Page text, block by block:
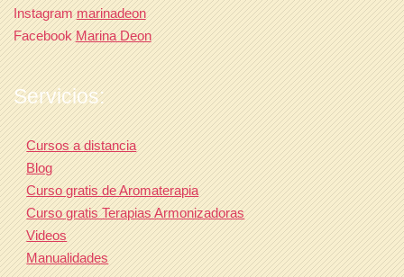
Instagrammarinadeon
FacebookMarina Deon
Servicios:
Cursos a distancia
Blog
Curso gratis de Aromaterapia
Curso gratis Terapias Armonizadoras
Videos
Manualidades